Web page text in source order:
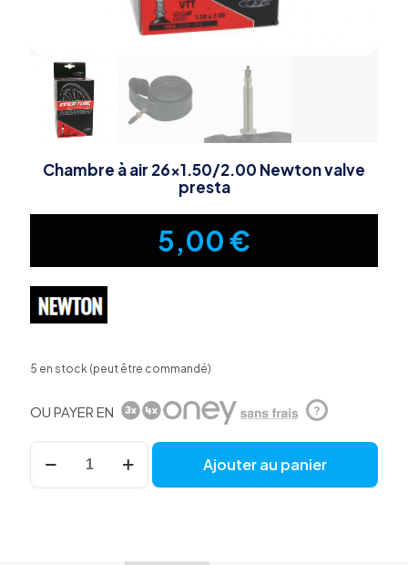
Chambre à air 26×1.50/2.00 Newton valve
presta
5,00€
5 en stock (peut être commandé)
OU PAYER EN ?
quantité
Chambre
Ajouter au panier